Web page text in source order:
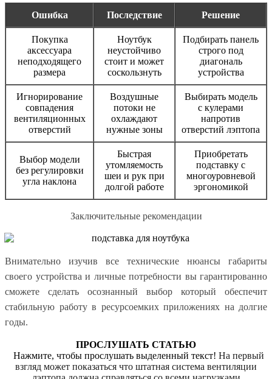
Ошибка Последствие Решение
Покупка
аксессуара
неподходящего
размера
Ноутбук
неустойчиво
стоит и может
соскользнуть
Подбирать панель
строго под
диагональ
устройства
Игнорирование
совпадения
вентиляционных
отверстий
Воздушные
потоки не
охлаждают
нужные зоны
Выбирать модель
с кулерами
напротив
отверстий лэптопа
Выбор модели
без регулировки
угла наклона
Быстрая
утомляемость
шеи и рук при
долгой работе
Приобретать
подставку с
многоуровневой
эргономикой
Заключительные рекомендации
Внимательно изучив все технические нюансы габариты
своего устройства и личные потребности вы гарантированно
сможете сделать осознанный выбор который обеспечит
стабильную работу в ресурсоемких приложениях на долгие
годы.
ПРОСЛУШАТЬ СТАТЬЮ
Нажмите, чтобы прослушать выделенный текст! На первый
взгляд может показаться что штатная система вентиляции